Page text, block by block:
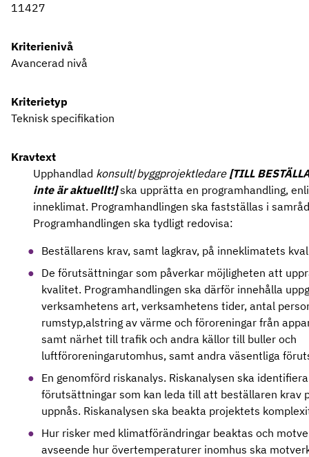
11427
Kriterienivå
Avancerad nivå
Kriterietyp
Teknisk specifikation
Kravtext
Upphandlad konsult/byggprojektledare [TILL
inte är aktuellt!]ska upprätta en programhandling,
inneklimat. Programhandlingen ska fastställas i
Programhandlingen ska tydligt redovisa:
Beställarens krav, samt lagkrav, på inneklimatets
De förutsättningar som påverkar möjligheten att
kvalitet. Programhandlingen ska därför innehålla
verksamhetens art, verksamhetens tider, antal
rumstyp,alstring av värme och föroreningar från
samt närhet till trafik och andra källor till buller och
luftföroreningarutomhus, samt andra väsentliga
En genomförd riskanalys. Riskanalysen ska
förutsättningar som kan leda till att beställaren krav
uppnås. Riskanalysen ska beakta projektets
Hur risker med klimatförändringar beaktas och
avseende hur övertemperaturer inomhus ska